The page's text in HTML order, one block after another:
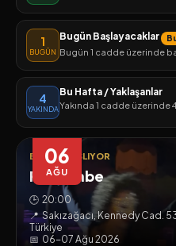
1
BUGÜN
Bugün Başlayacaklar
Bugün 1 cadde üzerinde
4
YAKINDA
Bu Hafta / Yaklaşanlar
Yakında 1 cadde üzerinde
06
AĞU
BUGÜN BAŞLIYOR
Perşembe
🕒 20:00
📍 Sakızağacı, Kennedy Cad.
Türkiye
📅 06-07 Ağu 2026